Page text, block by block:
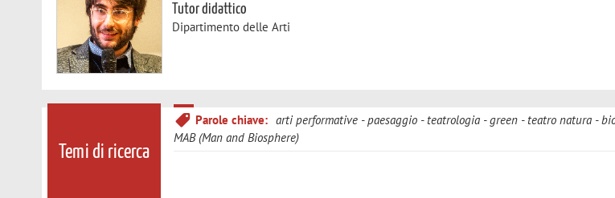
Tutor didattico
Dipartimento delle Arti
Temi di ricerca
Parole chiave: arti performative paesaggio teatrologia green teatro natura
MAB (Man and Biosphere)